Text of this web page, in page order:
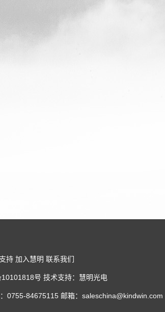
持 加入慧明 联系我们
号 技术支持：慧明光电
0755-84675115 邮箱：saleschina@kindwin.com